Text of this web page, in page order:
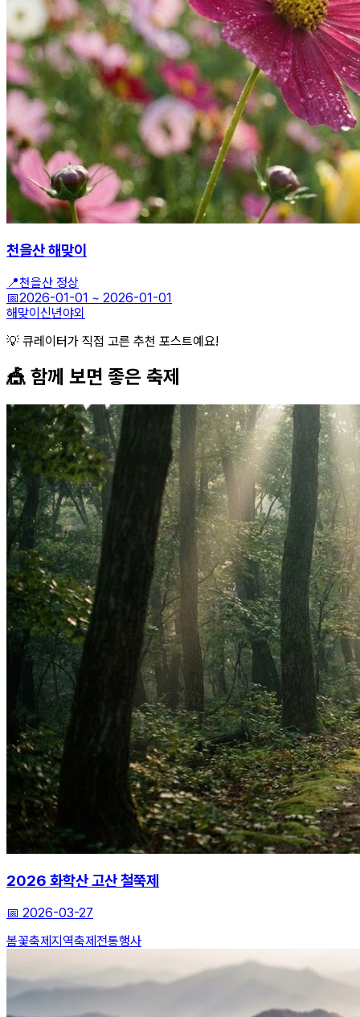
천을산 해맞이
📍천을산 정상
📅2026-01-01 ~ 2026-01-01
해맞이 신년야외
💡 큐레이터가 직접 고른 추천 포스트예요!
🎪 함께 보면 좋은 축제
2026 화학산 고산 철쭉제
📅 2026-03-27
봄꽃축제 지역축제 전통행사